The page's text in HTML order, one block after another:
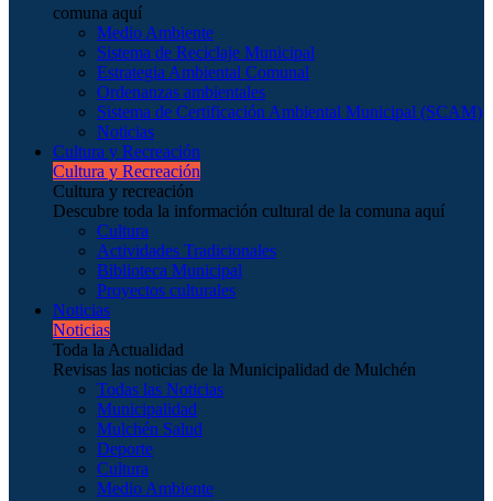
comuna aquí
Medio Ambiente
Sistema de Reciclaje Municipal
Estrategia Ambiental Comunal
Ordenanzas ambientales
Sistema de Certificación Ambiental Municipal (SCAM)
Noticias
Cultura y Recreación
Cultura y Recreación
Cultura y recreación
Descubre toda la información cultural de la comuna aquí
Cultura
Actividades Tradicionales
Biblioteca Municipal
Proyectos culturales
Noticias
Noticias
Toda la Actualidad
Revisas las noticias de la Municipalidad de Mulchén
Todas las Noticias
Municipalidad
Mulchén Salud
Deporte
Cultura
Medio Ambiente